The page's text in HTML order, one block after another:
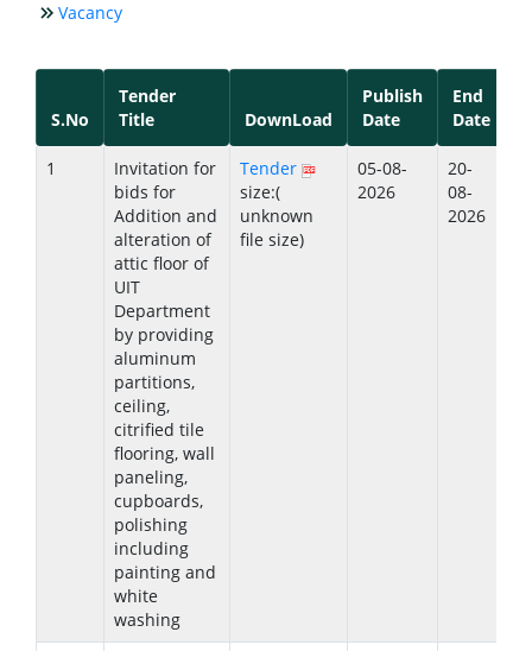
Vacancy
S.No
Tender
Title
DownLoad
Publish
Date
End
Date
1
Invitation for
bids for
Addition and
alteration of
attic floor of
UIT
Department
by providing
aluminum
partitions,
ceiling,
citrified tile
flooring, wall
paneling,
cupboards,
polishing
including
painting and
white
washing
Tender
size:(
unknown
file size)
05-08-
2026
20-
08-
2026